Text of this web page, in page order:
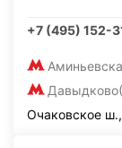
+7 (495) 152-
Давыдково
Очаковское